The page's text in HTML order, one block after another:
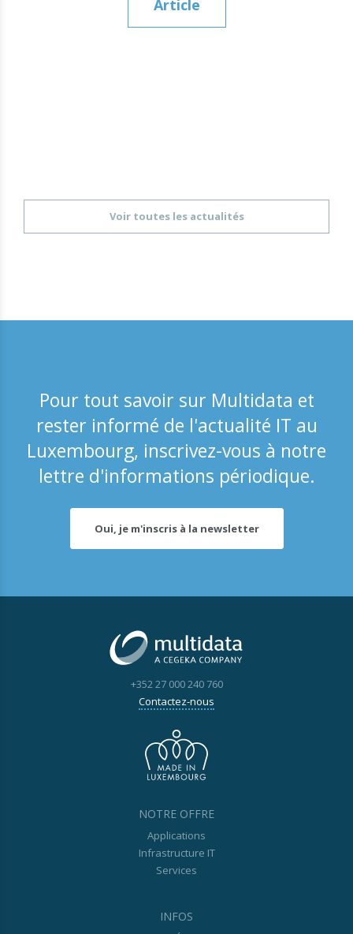
Article
Voir toutes les actualités
Pour tout savoir sur Multidata et
rester informé de l'actualité IT au
Luxembourg, inscrivez-vous à notre
lettre d'informations périodique.
Oui, je m'inscris à la newsletter
+352 27 000 240 760
Contactez-nous
NOTRE OFFRE
Applications
Infrastructure IT
Services
INFOS